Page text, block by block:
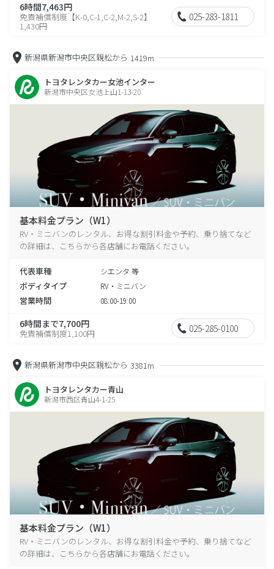
6時間7,463円
免責補償制度【K-0,C-1,C-2,M-2,S-2】
1,430円
025-283-1811
新潟県新潟市中央区親松から 1419m
トヨタレンタカー女池インター
新潟市中央区女池上山1-13-20
基本料金プラン（W1）
RV・ミニバンのレンタル、お得な割引料金や予約、乗り捨てなど
の詳細は、こちらから各店舗にお電話ください。
代表車種 シエンタ 等
ボディタイプ RV・ミニバン
営業時間 08:00-19:00
6時間まで7,700円
免責補償制度1,100円 025-285-0100
新潟県新潟市中央区親松から 3381m
トヨタレンタカー青山
新潟市西区青山4-1-25
基本料金プラン（W1）
RV・ミニバンのレンタル、お得な割引料金や予約、乗り捨てなど
の詳細は、こちらから各店舗にお電話ください。